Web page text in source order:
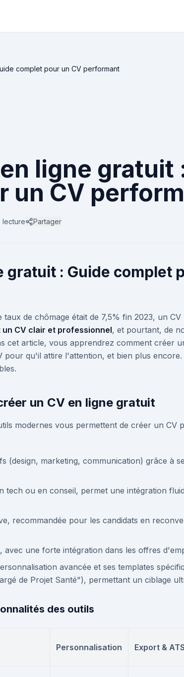
complet pour un CV performant
ligne gratuit
un CV
lecture Partager
gratuit : Guide complet
de chômage était de 7,5% fin 2023, un
CV clair et professionnel, et pourtant, de
cet article, vous apprendrez comment créer
qu'il attire l'attention, et bien plus
un CV en ligne gratuit
modernes vous permettent de créer un CV
(design, marketing, communication) grâce à
tech ou en conseil, permet une intégration
recommandée pour les candidats en
avec une forte intégration dans les offres
avancée et ses templates
de Projet Santé"), permettant un ciblage
des outils
Personnalisation Export & ATS